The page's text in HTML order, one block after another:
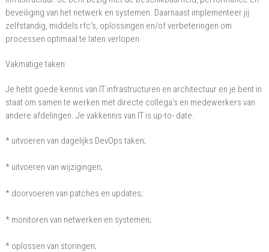
beveiliging van het netwerk en systemen. Daarnaast implementeer jij
zelfstandig, middels rfc’s, oplossingen en/of verbeteringen om
processen optimaal te laten verlopen.
Vakmatige taken
Je hebt goede kennis van IT infrastructuren en architectuur en je bent in
staat om samen te werken met directe collega’s en medewerkers van
andere afdelingen. Je vakkennis van IT is up-to- date.
* uitvoeren van dagelijks DevOps taken;
* uitvoeren van wijzigingen;
* doorvoeren van patches en updates;
* monitoren van netwerken en systemen;
* oplossen van storingen;